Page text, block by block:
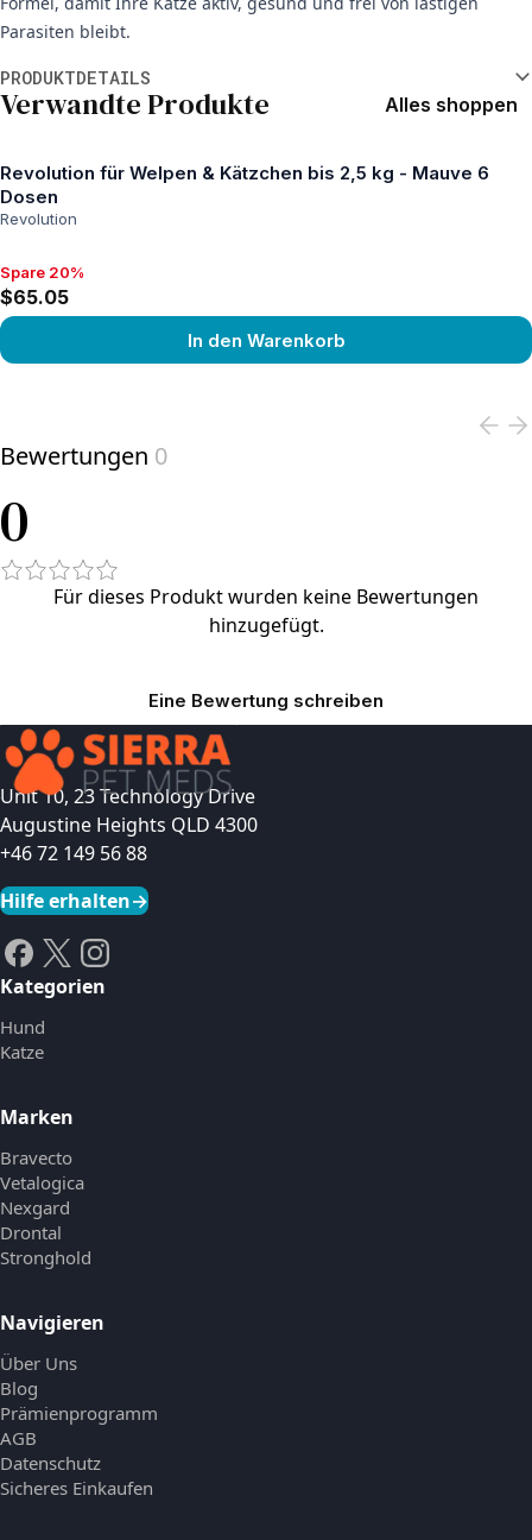
Parasiten bleibt.
PRODUKTDETAILS
Verwandte Produkte Alles shoppen
Revolution für Welpen & Kätzchen bis 2,5 kg - Mauve 6
Dosen
Revolution
Spare 20%, $65.05
Spare 20%
$65.05
In den Warenkorb
Bewertungen 0
0
Für dieses Produkt wurden keine Bewertungen
hinzugefügt.
Eine Bewertung schreiben
Unit 10, 23 Technology Drive
Augustine Heights QLD 4300
+46 72 149 56 88
Hilfe erhalten→
Kategorien
Hund
Katze
Marken
Bravecto
Vetalogica
Nexgard
Drontal
Stronghold
Navigieren
Über Uns
Blog
Prämienprogramm
AGB
Datenschutz
Sicheres Einkaufen